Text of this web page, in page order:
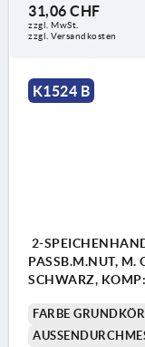
31,06 CHF
zzgl. MwSt.
zzgl. Versandkosten
K1524 B
2-
PASSB.M.NUT, M.
SCHWARZ,
FARBE